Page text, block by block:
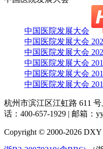
中国医院发展大会
中国医院发展大会
中国医院发展大会
中国医院发展大会
中国医院发展大会
中国医院发展大会
杭州市滨江区江虹路 611
话：400-657-1929 | 邮箱：
Copyright © 2000-2026 DXY